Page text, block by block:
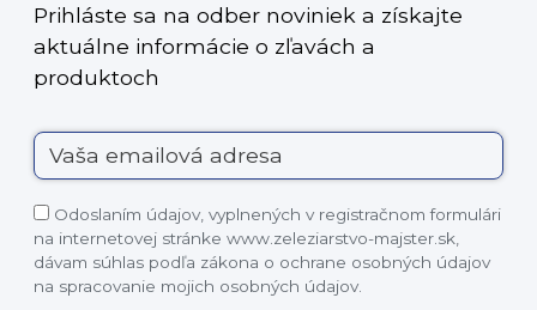
Prihláste sa na odber noviniek a získajte
aktuálne informácie o zľavách a
produktoch
Odoslaním údajov, vyplnených v registračnom formulári
na internetovej stránke www.zeleziarstvo-majster.sk,
dávam súhlas podľa zákona o ochrane osobných údajov
na spracovanie mojich osobných údajov.